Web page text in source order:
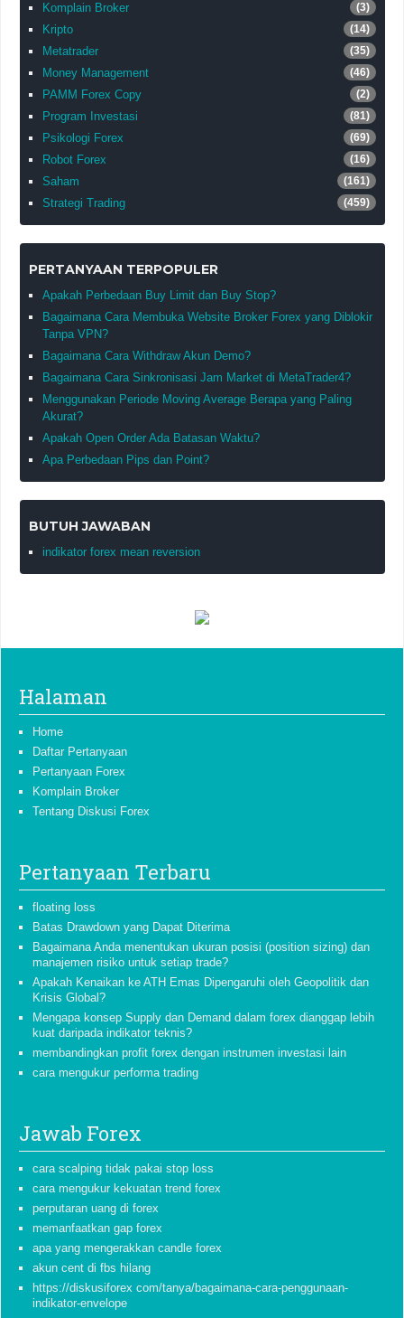
Komplain Broker (3)
Kripto (14)
Metatrader (35)
Money Management (46)
PAMM Forex Copy (2)
Program Investasi (81)
Psikologi Forex (69)
Robot Forex (16)
Saham (161)
Strategi Trading (459)
PERTANYAAN TERPOPULER
Apakah Perbedaan Buy Limit dan Buy Stop?
Bagaimana Cara Membuka Website Broker Forex yang Diblokir
Tanpa VPN?
Bagaimana Cara Withdraw Akun Demo?
Bagaimana Cara Sinkronisasi Jam Market di MetaTrader4?
Menggunakan Periode Moving Average Berapa yang Paling
Akurat?
Apakah Open Order Ada Batasan Waktu?
Apa Perbedaan Pips dan Point?
BUTUH JAWABAN
indikator forex mean reversion
Halaman
Home
Daftar Pertanyaan
Pertanyaan Forex
Komplain Broker
Tentang Diskusi Forex
Pertanyaan Terbaru
floating loss
Batas Drawdown yang Dapat Diterima
Bagaimana Anda menentukan ukuran posisi (position sizing) dan
manajemen risiko untuk setiap trade?
Apakah Kenaikan ke ATH Emas Dipengaruhi oleh Geopolitik dan
Krisis Global?
Mengapa konsep Supply dan Demand dalam forex dianggap lebih
kuat daripada indikator teknis?
membandingkan profit forex dengan instrumen investasi lain
cara mengukur performa trading
Jawab Forex
cara scalping tidak pakai stop loss
cara mengukur kekuatan trend forex
perputaran uang di forex
memanfaatkan gap forex
apa yang mengerakkan candle forex
akun cent di fbs hilang
https://diskusiforex com/tanya/bagaimana-cara-penggunaan-
indikator-envelope